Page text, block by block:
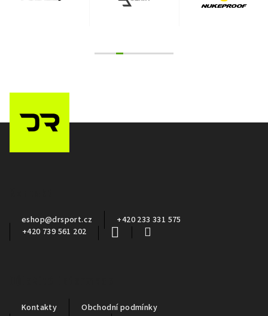
eshop@drsport.cz
+420 233 331 575
+420 739 561 202
Kontakty
Obchodní podmínky